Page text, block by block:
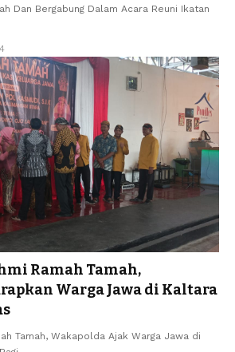
Dan Bergabung Dalam Acara Reuni Ikatan
Ramah Tamah,
Warga Jawa di Kaltara
Tamah, Wakapolda Ajak Warga Jawa di